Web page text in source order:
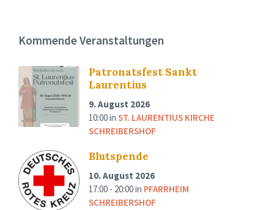
Kommende Veranstaltungen
Patronatsfest Sankt
Laurentius
9. August 2026
10:00in ST. LAURENTIUS KIRCHE
SCHREIBERSHOF
Blutspende
10. August 2026
17:00 - 20:00in PFARRHEIM
SCHREIBERSHOF